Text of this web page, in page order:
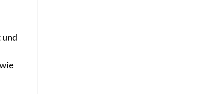
und